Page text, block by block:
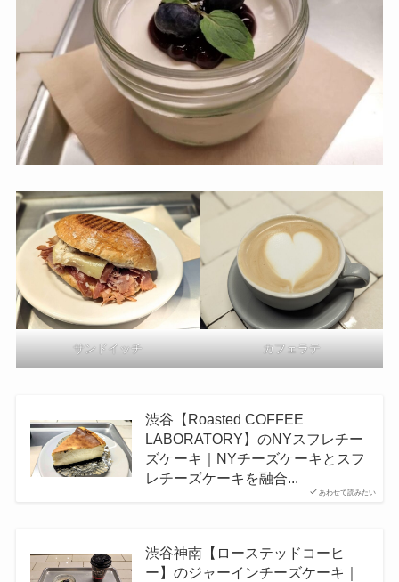
サンドイッチ カフェラテ
あわせて読みたい
渋谷【Roasted COFFEE
LABORATORY】のNYスフレチー
ズケーキ｜NYチーズケーキとスフ
レチーズケーキを融合...
渋谷神南【ローステッドコーヒ
ー】のジャーインチーズケーキ｜